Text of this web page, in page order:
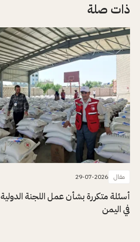
ذات صلة
مقال 29-07-2026
أسئلة متكررة بشأن عمل اللجنة الدولية
في اليمن